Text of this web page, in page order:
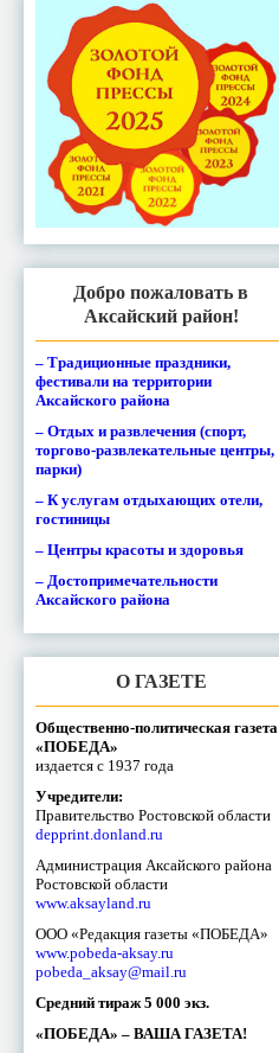
Добро пожаловать в
Аксайский район!
– Традиционные праздники,
фестивали на территории
Аксайского района
– Отдых и развлечения (спорт,
торгово-развлекательные центры,
парки)
– К услугам отдыхающих отели,
гостиницы
– Центры красоты и здоровья
– Достопримечательности
Аксайского района
О ГАЗЕТЕ
Общественно-политическая газета
«ПОБЕДА»
издается с 1937 года
Учредители:
Правительство Ростовской области
depprint.donland.ru
Администрация Аксайского района
Ростовской области
www.aksayland.ru
ООО «Редакция газеты «ПОБЕДА»
www.pobeda-aksay.ru
pobeda_aksay@mail.ru
Средний тираж 5 000 экз.
«ПОБЕДА» – ВАША ГАЗЕТА!